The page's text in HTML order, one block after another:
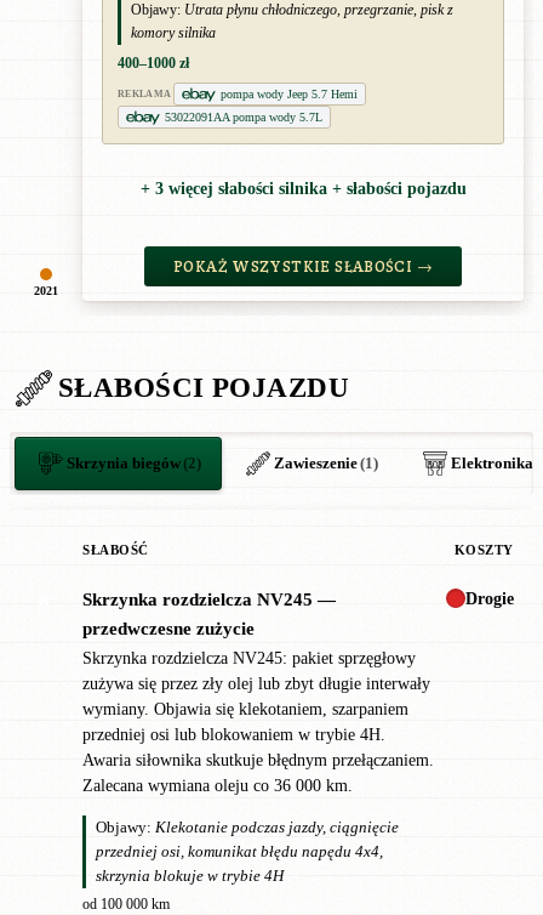
2021
Objawy: Utrata płynu chłodniczego, przegrzanie, pisk z
komory silnika
400–1000 zł
REKLAMA
pompa wody Jeep 5.7 Hemi
53022091AA pompa wody 5.7L
+ 3 więcej słabości silnika + słabości pojazdu
POKAŻ WSZYSTKIE SŁABOŚCI →
SŁABOŚCI POJAZDU
Skrzynia biegów(2) Zawieszenie(1) Elektronika
SŁABOŚĆ KOSZTY
Skrzynka rozdzielcza NV245 —
przedwczesne zużycie
Skrzynka rozdzielcza NV245: pakiet sprzęgłowy
zużywa się przez zły olej lub zbyt długie interwały
wymiany. Objawia się klekotaniem, szarpaniem
przedniej osi lub blokowaniem w trybie 4H.
Awaria siłownika skutkuje błędnym przełączaniem.
Zalecana wymiana oleju co 36 000 km.
Objawy: Klekotanie podczas jazdy, ciągnięcie
przedniej osi, komunikat błędu napędu 4x4,
skrzynia blokuje w trybie 4H
od 100 000 km
Drogie